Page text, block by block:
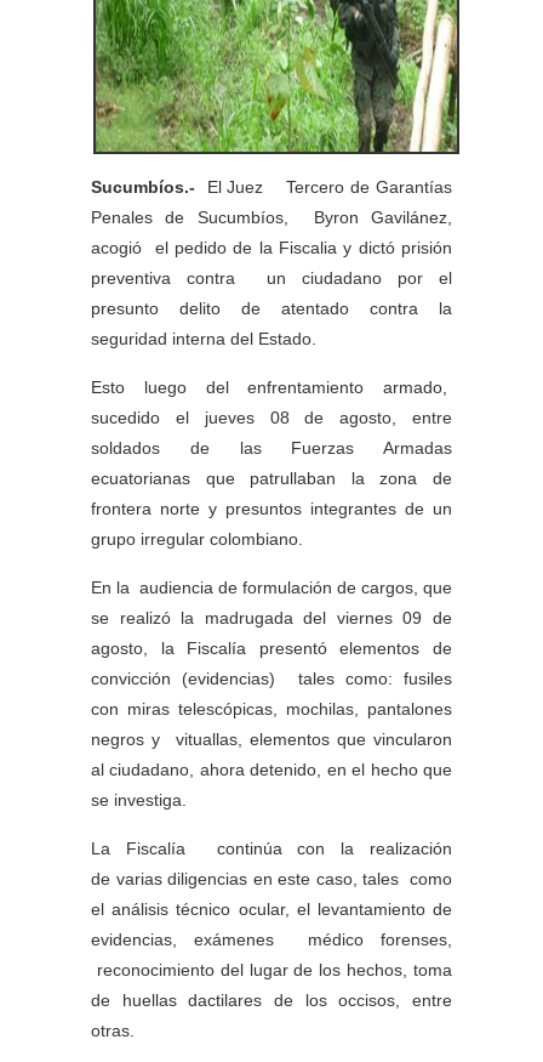
Sucumbíos.-
El Juez Tercero de Garantías
Penales de Sucumbíos, Byron Gavilánez,
acogió el pedido de la Fiscalia y dictó prisión
preventiva contra un ciudadano por el
presunto delito de atentado contra la
seguridad interna del Estado.
Esto luego del enfrentamiento armado,
sucedido el jueves 08 de agosto, entre
soldados de las Fuerzas Armadas
ecuatorianas que patrullaban la zona de
frontera norte y presuntos integrantes de un
grupo irregular colombiano.
En la audiencia de formulación de cargos, que
se realizó la madrugada del viernes 09 de
agosto, la Fiscalía presentó elementos de
convicción (evidencias) tales como: fusiles
con miras telescópicas, mochilas, pantalones
negros y vituallas, elementos que vincularon
al ciudadano, ahora detenido, en el hecho que
se investiga.
La Fiscalía continúa con la realización
de varias diligencias en este caso, tales como
el análisis técnico ocular, el levantamiento de
evidencias, exámenes médico forenses,
reconocimiento del lugar de los hechos, toma
de huellas dactilares de los occisos, entre
otras.